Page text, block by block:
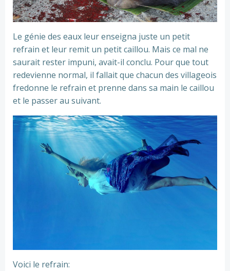
Le génie des eaux leur enseigna juste un petit
refrain et leur remit un petit caillou. Mais ce mal ne
saurait rester impuni, avait-il conclu. Pour que tout
redevienne normal, il fallait que chacun des villageois
fredonne le refrain et prenne dans sa main le caillou
et le passer au suivant.
Voici le refrain: